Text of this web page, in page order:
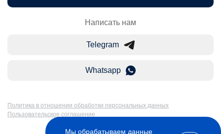
Написать нам
Telegram
Whatsapp
Политика в отношении обработки персональных данных
Пользовательское соглашение
Мы обрабатываем данные